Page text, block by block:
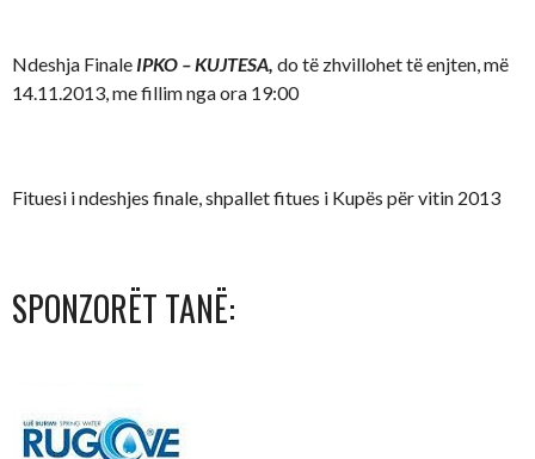
Ndeshja Finale IPKO – KUJTESA, do të zhvillohet të enjten, më
14.11.2013, me fillim nga ora 19:00
Fituesi i ndeshjes finale, shpallet fitues i Kupës për vitin 2013
SPONZORËT TANË: